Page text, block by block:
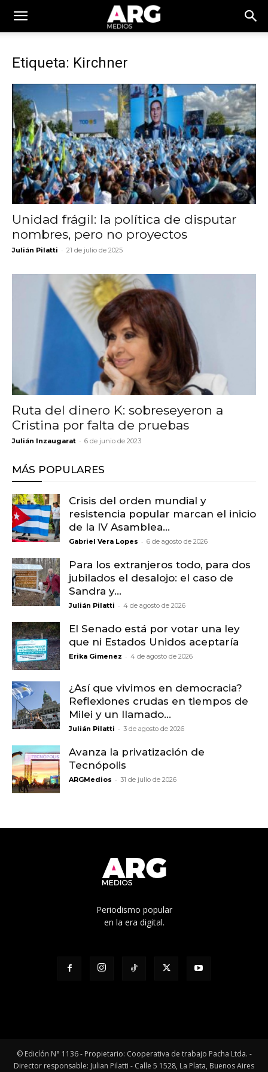
Etiqueta: Kirchner
Unidad frágil: la política de disputar
nombres, pero no proyectos
Julián Pilatti - 21 de julio de 2025
Ruta del dinero K: sobreseyeron a
Cristina por falta de pruebas
Julián Inzaugarat - 6 de junio de 2023
MÁS POPULARES
Crisis del orden mundial y
resistencia popular marcan el inicio
de la IV Asamblea...
Gabriel Vera Lopes - 6 de agosto de 2026
Para los extranjeros todo, para dos
jubilados el desalojo: el caso de
Sandra y...
Julián Pilatti - 4 de agosto de 2026
El Senado está por votar una ley
que ni Estados Unidos aceptaría
Erika Gimenez - 4 de agosto de 2026
¿Así que vivimos en democracia?
Reflexiones crudas en tiempos de
Milei y un llamado...
Julián Pilatti - 3 de agosto de 2026
Avanza la privatización de
Tecnópolis
ARGMedios - 31 de julio de 2026
Periodismo popular
en la era digital.
© Edicíón N° 1136 - Propietario: Cooperativa de trabajo Pacha Ltda. -
Director responsable: Julian Pilatti - Calle 5 1528, La Plata, Buenos Aires